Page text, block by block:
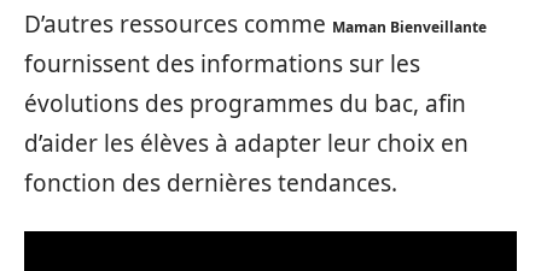
D’autres ressources comme Maman Bienveillante
fournissent des informations sur les
évolutions des programmes du bac, afin
d’aider les élèves à adapter leur choix en
fonction des dernières tendances.